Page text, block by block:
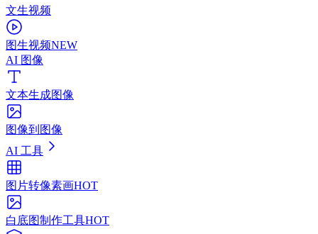
文生视频
图生视频NEW
AI 图像
文本生成图像
图像到图像
AI 工具
图片转像素画HOT
白底图制作工具HOT